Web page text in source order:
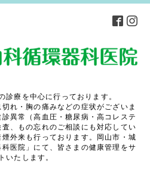
診療を中心に行っております。
れ・胸の痛みなどの症状がございま
異常（高血圧・糖尿病・高コレステ
、もの忘れのご相談にも対応してい
外来も行っております。岡山市・城
医院」にて、皆さまの健康管理をサ
いたします。